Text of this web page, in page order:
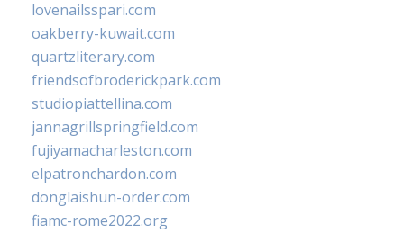
lovenailsspari.com
oakberry-kuwait.com
quartzliterary.com
friendsofbroderickpark.com
studiopiattellina.com
jannagrillspringfield.com
fujiyamacharleston.com
elpatronchardon.com
donglaishun-order.com
fiamc-rome2022.org